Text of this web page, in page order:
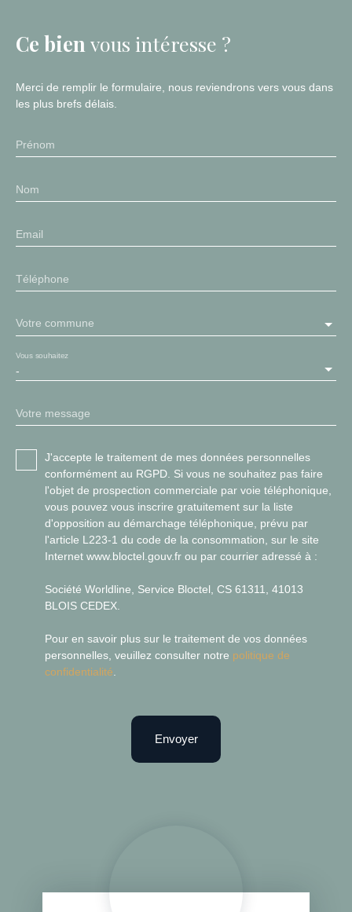
Ce bien vous intéresse ?
Merci de remplir le formulaire, nous reviendrons vers vous dans
les plus brefs délais.
Prénom
Nom
Email
Téléphone
Votre commune
-
Vous souhaitez
Votre message
J'accepte le traitement de mes données personnelles
conformément au RGPD. Si vous ne souhaitez pas faire
l'objet de prospection commerciale par voie téléphonique,
vous pouvez vous inscrire gratuitement sur la liste
d'opposition au démarchage téléphonique, prévu par
l'article L223-1 du code de la consommation, sur le site
Internet www.bloctel.gouv.fr ou par courrier adressé à :
Société Worldline, Service Bloctel, CS 61311, 41013
BLOIS CEDEX.
Pour en savoir plus sur le traitement de vos données
personnelles, veuillez consulter notre politique de
confidentialité
Envoyer